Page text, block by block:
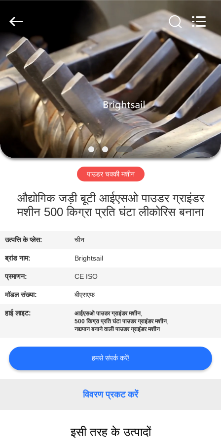
घर
उत्पादों
वीडियो
हमारे
बारे
कारखाना
गुणवत्ता
नियंत्रण
संपर्क
समाचार
Machinery
Co.,Ltd..
Rights
Reserved.
पाउडर चक्की मशीन
औद्योगिक जड़ी बूटी आईएसओ पाउडर ग्राइंडर
मशीन 500 किग्रा प्रति घंटा लीकोरिस बनाना
उत्पत्ति के प्लेस: चीन
ब्रांड नाम: Brightsail
प्रमाणन: CE ISO
मॉडल संख्या: बीएसएफ
हाई लाइट: आईएसओ पाउडर ग्राइंडर मशीन,
500 किग्रा प्रति घंटा पाउडर ग्राइंडर मशीन,
नद्यपान बनाने वाली पाउडर ग्राइंडर मशीन
हमसे संपर्क करें!
विवरण प्रकट करें
इसी तरह के उत्पादों